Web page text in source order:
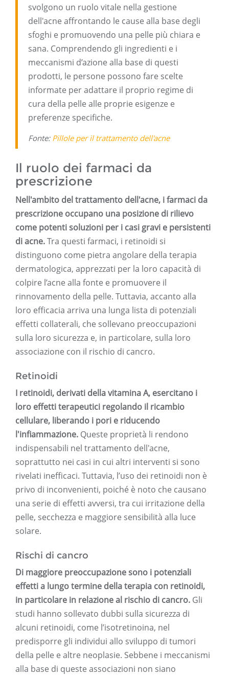
svolgono un ruolo vitale nella gestione
dell'acne affrontando le cause alla base degli
sfoghi e promuovendo una pelle più chiara e
sana. Comprendendo gli ingredienti e i
meccanismi d’azione alla base di questi
prodotti, le persone possono fare scelte
informate per adattare il proprio regime di
cura della pelle alle proprie esigenze e
preferenze specifiche.
Fonte: Pillole per il trattamento dell'acne
Il ruolo dei farmaci da
prescrizione
Nell'ambito del trattamento dell'acne, i farmaci da
prescrizione occupano una posizione di rilievo
come potenti soluzioni per i casi gravi e persistenti
di acne.Tra questi farmaci, i retinoidi si
distinguono come pietra angolare della terapia
dermatologica, apprezzati per la loro capacità di
colpire l’acne alla fonte e promuovere il
rinnovamento della pelle. Tuttavia, accanto alla
loro efficacia arriva una lunga lista di potenziali
effetti collaterali, che sollevano preoccupazioni
sulla loro sicurezza e, in particolare, sulla loro
associazione con il rischio di cancro.
Retinoidi
I retinoidi, derivati ​​della vitamina A, esercitano i
loro effetti terapeutici regolando il ricambio
cellulare, liberando i pori e riducendo
l'infiammazione. Queste proprietà li rendono
indispensabili nel trattamento dell'acne,
soprattutto nei casi in cui altri interventi si sono
rivelati inefficaci. Tuttavia, l’uso dei retinoidi non è
privo di inconvenienti, poiché è noto che causano
una serie di effetti avversi, tra cui irritazione della
pelle, secchezza e maggiore sensibilità alla luce
solare.
Rischi di cancro
Di maggiore preoccupazione sono i potenziali
effetti a lungo termine della terapia con retinoidi,
in particolare in relazione al rischio di cancro. Gli
studi hanno sollevato dubbi sulla sicurezza di
alcuni retinoidi, come l’isotretinoina, nel
predisporre gli individui allo sviluppo di tumori
della pelle e altre neoplasie. Sebbene i meccanismi
alla base di queste associazioni non siano